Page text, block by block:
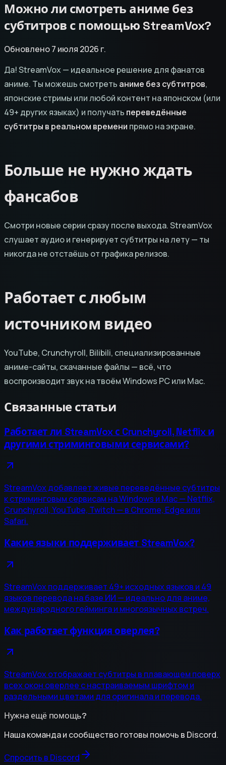
Можно ли смотреть аниме без
субтитров с помощью StreamVox?
Обновлено 7 июля 2026 г.
Да! StreamVox — идеальное решение для фанатов
аниме. Ты можешь смотреть аниме без субтитров,
японские стримы или любой контент на японском (или
49+ других языках) и получать переведённые
субтитры в реальном времени прямо на экране.
Больше не нужно ждать
фансабов
Смотри новые серии сразу после выхода. StreamVox
слушает аудио и генерирует субтитры на лету — ты
никогда не отстаёшь от графика релизов.
Работает с любым
источником видео
YouTube, Crunchyroll, Bilibili, специализированные
аниме-сайты, скачанные файлы — всё, что
воспроизводит звук на твоём Windows PC или Mac.
Связанные статьи
Работает ли StreamVox с Crunchyroll, Netflix и
другими стриминговыми сервисами?
StreamVox добавляет живые переведённые субтитры
к стриминговым сервисам на Windows и Mac — Netflix,
Crunchyroll, YouTube, Twitch — в Chrome, Edge или
Safari.
Какие языки поддерживает StreamVox?
StreamVox поддерживает 49+ исходных языков и 49
языков перевода на базе ИИ — идеально для аниме,
международного гейминга и многоязычных встреч.
Как работает функция оверлея?
StreamVox отображает субтитры в плавающем поверх
всех окон оверлее с настраиваемым шрифтом и
раздельными цветами для оригинала и перевода.
Нужна ещё помощь?
Наша команда и сообщество готовы помочь в Discord.
Спросить в Discord